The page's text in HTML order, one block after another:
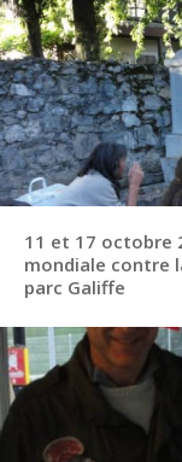
11 et 17 octobre
mondiale contre
parc Galiffe